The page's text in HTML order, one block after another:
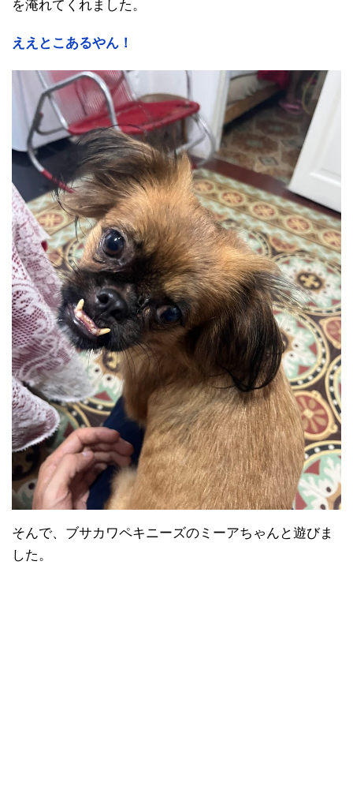
を淹れてくれました。
ええとこあるやん！
そんで、ブサカワペキニーズのミーアちゃんと遊びま
した。